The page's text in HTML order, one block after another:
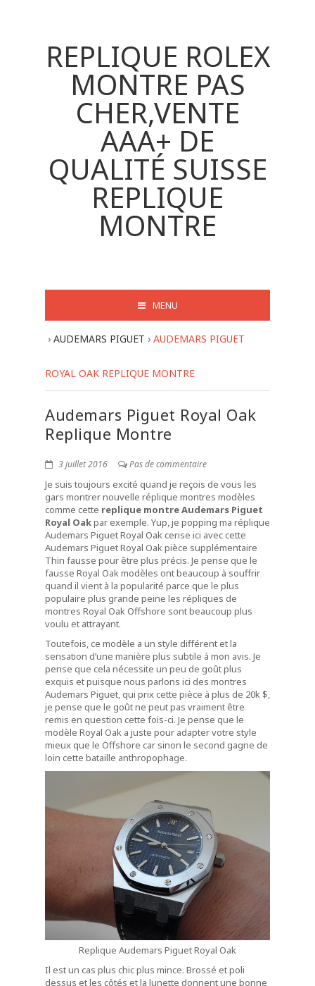
REPLIQUE ROLEX
MONTRE PAS
CHER,VENTE
AAA+ DE
QUALITÉ SUISSE
REPLIQUE
MONTRE
MENU
› AUDEMARS PIGUET › AUDEMARS PIGUET
ROYAL OAK REPLIQUE MONTRE
Audemars Piguet Royal Oak
Replique Montre
3 juillet 2016 Pas de commentaire
Je suis toujours excité quand je reçois de vous les
gars montrer nouvelle réplique montres modèles
comme cette replique montre Audemars Piguet
Royal Oakpar exemple. Yup, je popping ma réplique
Audemars Piguet Royal Oak cerise ici avec cette
Audemars Piguet Royal Oak pièce supplémentaire
Thin fausse pour être plus précis. Je pense que le
fausse Royal Oak modèles ont beaucoup à souffrir
quand il vient à la popularité parce que le plus
populaire plus grande peine les répliques de
montres Royal Oak Offshore sont beaucoup plus
voulu et attrayant.
Toutefois, ce modèle a un style différent et la
sensation d’une manière plus subtile à mon avis. Je
pense que cela nécessite un peu de goût plus
exquis et puisque nous parlons ici des montres
Audemars Piguet, qui prix cette pièce à plus de 20k $,
je pense que le goût ne peut pas vraiment être
remis en question cette fois-ci. Je pense que le
modèle Royal Oak a juste pour adapter votre style
mieux que le Offshore car sinon le second gagne de
loin cette bataille anthropophage.
Replique Audemars Piguet Royal Oak
Il est un cas plus chic plus mince. Brossé et poli
dessus et les côtés et la lunette donnent une bonne